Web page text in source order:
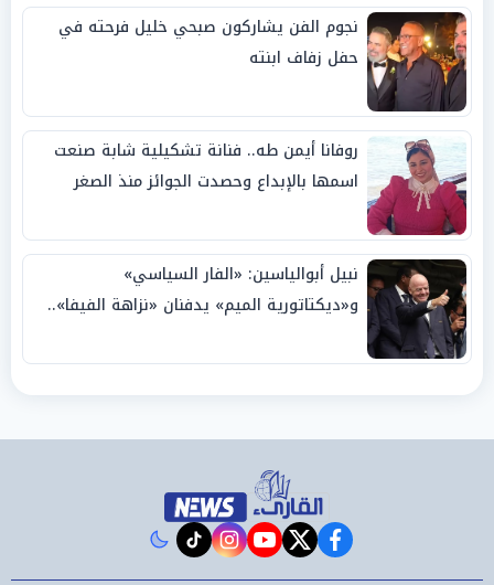
نجوم الفن يشاركون صبحي خليل فرحته في
حفل زفاف ابنته
روفانا أيمن طه.. فنانة تشكيلية شابة صنعت
اسمها بالإبداع وحصدت الجوائز منذ الصغر
نبيل أبوالياسين: «الفار السياسي»
و«ديكتاتورية الميم» يدفنان «نزاهة الفيفا»..
facebook
twitter
youtube
instagram
tiktok